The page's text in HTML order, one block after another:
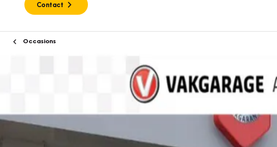
Contact
Occasions